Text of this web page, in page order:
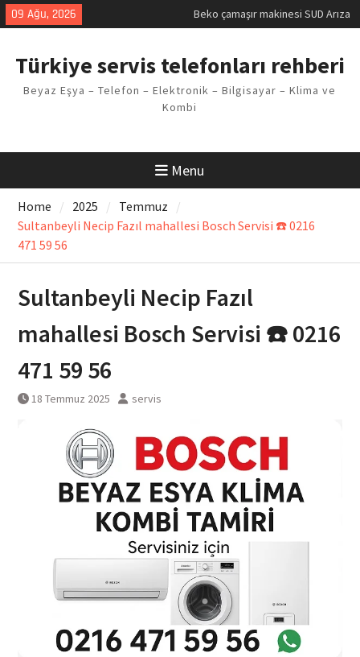
Skip
to
09 Ağu, 2026
Demirdöküm buzdolabı E1 Arıza
Arızası Çözümü
E02 Arıza Kodu Regal kombi
Sorunu
Türkiye servis telefonları rehberi
Beyaz Eşya – Telefon – Elektronik – Bilgisayar – Klima ve
Kombi
Menu
Home 2025
Temmuz
Sultanbeyli Necip Fazıl mahallesi Bosch Servisi ☎️ 0216
471 59 56
Sultanbeyli Necip Fazıl
mahallesi Bosch Servisi ☎️ 0216
471 59 56
18 Temmuz 2025 servis